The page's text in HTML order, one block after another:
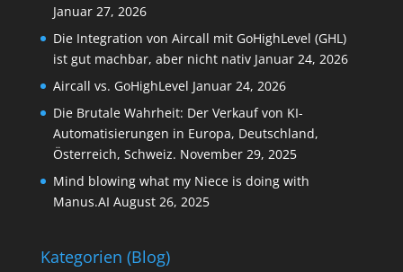
Januar 27, 2026
Die Integration von Aircall mit GoHighLevel (GHL)
ist gut machbar, aber nicht nativ Januar 24, 2026
Aircall vs. GoHighLevel Januar 24, 2026
Die Brutale Wahrheit: Der Verkauf von KI-
Automatisierungen in Europa, Deutschland,
Österreich, Schweiz. November 29, 2025
Mind blowing what my Niece is doing with
Manus.AI August 26, 2025
Kategorien (Blog)